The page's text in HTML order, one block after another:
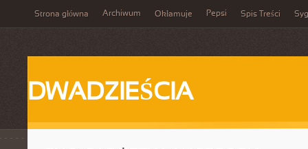
Strona główna Archiwum Okłamuje Pepsi Spis Treści
DWADZIEŚCIA